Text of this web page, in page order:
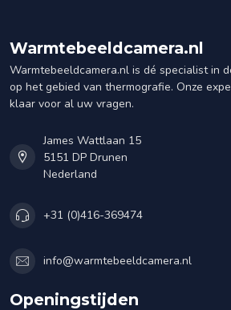
Warmtebeeldcamera.nl
Warmtebeeldcamera.nl is dé specialist in
op het gebied van thermografie. Onze
klaar voor al uw vragen.
James Wattlaan 15
5151 DP Drunen
Nederland
+31 (0)416-369474
info@warmtebeeldcamera.nl
Openingstijden